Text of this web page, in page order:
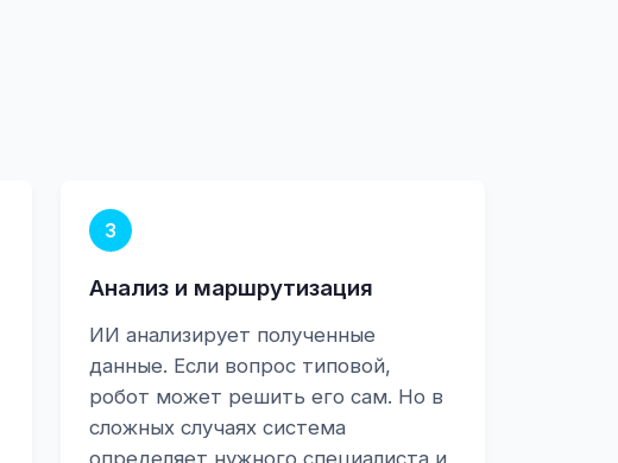
3
Анализ и маршрутизация
ИИ анализирует полученные
данные. Если вопрос типовой,
робот может решить его сам. Но в
сложных случаях система
определяет нужного специалиста и